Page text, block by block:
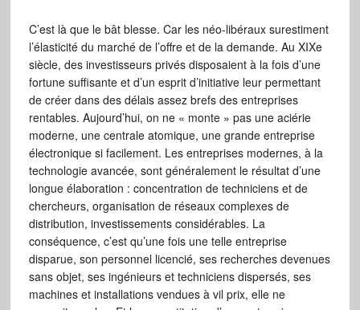
C’est là que le bât blesse. Car les néo-libéraux surestiment
l’élasticité du marché de l’offre et de la demande. Au XIXe
siècle, des investisseurs privés disposaient à la fois d’une
fortune suffisante et d’un esprit d’initiative leur permettant
de créer dans des délais assez brefs des entreprises
rentables. Aujourd’hui, on ne « monte » pas une aciérie
moderne, une centrale atomique, une grande entreprise
électronique si facilement. Les entreprises modernes, à la
technologie avancée, sont généralement le résultat d’une
longue élaboration : concentration de techniciens et de
chercheurs, organisation de réseaux complexes de
distribution, investissements considérables. La
conséquence, c’est qu’une fois une telle entreprise
disparue, son personnel licencié, ses recherches devenues
sans objet, ses ingénieurs et techniciens dispersés, ses
machines et installations vendues à vil prix, elle ne